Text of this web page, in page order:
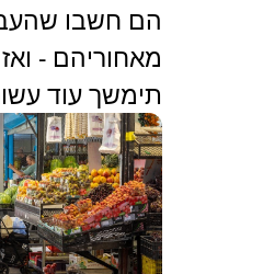
‏הם חשבו
מאחוריהם -
תימשך עוד